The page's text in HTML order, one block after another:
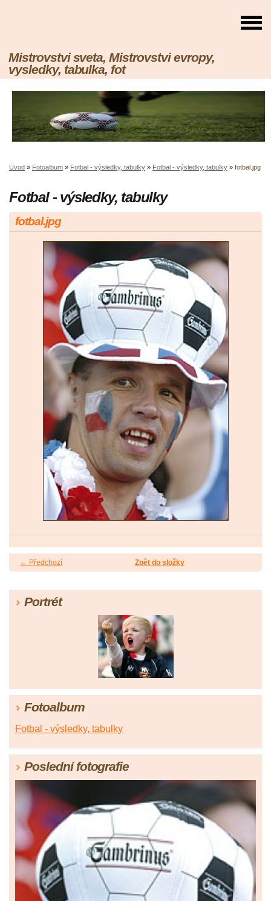
Mistrovstvi sveta, Mistrovstvi evropy,
vysledky, tabulka, fot
Úvod » Fotoalbum » Fotbal - výsledky, tabulky » Fotbal - výsledky, tabulky » fotbal.jpg
Fotbal - výsledky, tabulky
fotbal.jpg
← Předchozí Zpět do složky
Portrét
Fotoalbum
Fotbal - výsledky, tabulky
Poslední fotografie